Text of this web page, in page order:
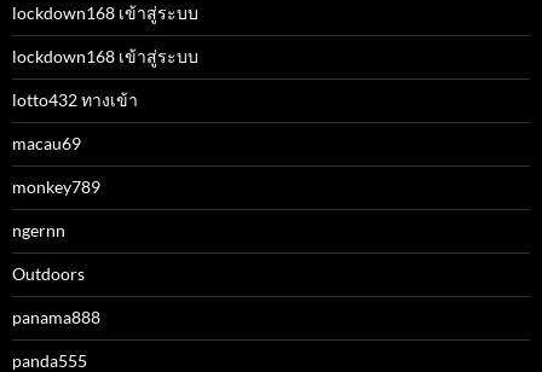
lockdown168 เข้าสู่ระบบ
lockdown168 เข้าสู่ระบบ
lotto432 ทางเข้า
macau69
monkey789
ngernn
Outdoors
panama888
panda555